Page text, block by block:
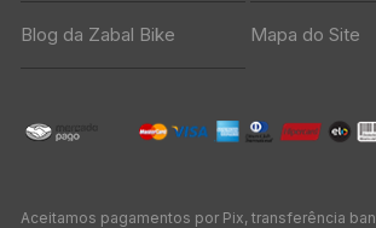
Blog da Zabal Bike Mapa do Site
Aceitamos pagamentos por Pix, transferência